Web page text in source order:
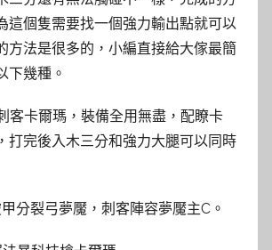
這個隻需要找一個強力輸出點就可以
方法是很多的，小編直接給大傢最簡
下幾種。
客卡爾瑪，裝備全用無盡，配瞭卡
打完後入木三分和強力大腿可以同時
分裂弓夢魘，刺客陣容夢魘主C。